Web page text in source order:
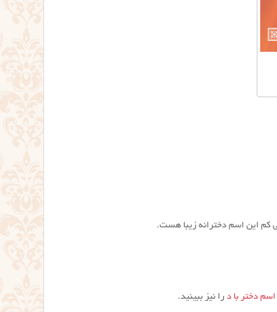
اسم دختر با د را نیز ببینید.